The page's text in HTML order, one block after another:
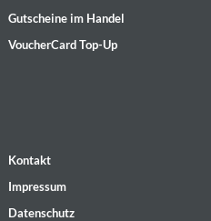
Gutscheine im Handel
VoucherCard Top-Up
Kontakt
Impressum
Datenschutz